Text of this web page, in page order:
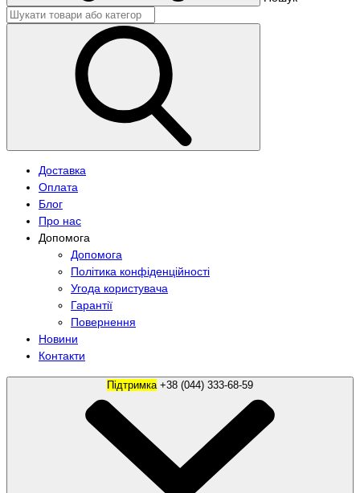
Доставка
Оплата
Блог
Про нас
Допомога
Допомога
Політика конфіденційності
Угода користувача
Гарантії
Повернення
Новини
Контакти
Підтримка